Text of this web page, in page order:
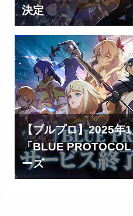
決定
【ブルプロ】2025年
「BLUE
ーズ